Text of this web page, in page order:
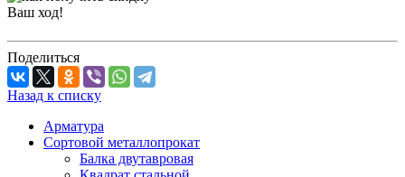
Ваш ход!
Поделиться
Назад к списку
Арматура
Сортовой металлопрокат
Балка двутавровая